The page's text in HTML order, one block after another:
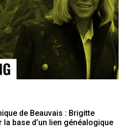
de Beauvais : Brigitte
base d’un lien généalogique